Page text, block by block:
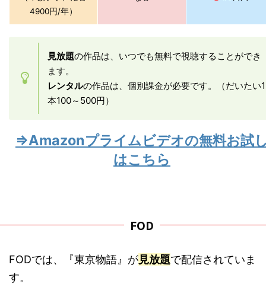
4900円/年）
見放題の作品は、いつでも無料で視聴することができ
ます。
レンタルの作品は、個別課金が必要です。（だいたい1
本100～500円）
⇒Amazonプライムビデオの無料お試
はこちら
FOD
FODでは、『東京物語』が見放題で配信されていま
す。